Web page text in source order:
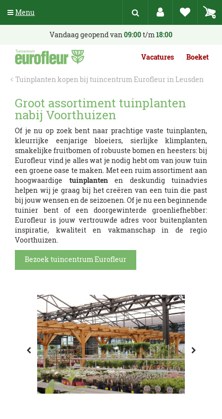
n
Tuinplanten kopen bij tuincentrum Eurofleur in Leusden
Vandaag geopend van09:00t/m18:00
Vacatures Boeket
Groot assortiment tuinplanten
nabij Voorthuizen
Of je nu op zoek bent naar prachtige vaste tuinplanten,
kleurrijke eenjarige bloeiers, sierlijke klimplanten,
smakelijke fruitbomen of robuuste bomen en heesters: bij
Eurofleur vind je alles wat je nodig hebt om van jouw tuin
een groene oase te maken. Met een ruim assortiment aan
hoogwaardige tuinplantenen deskundig tuinadvies
helpen wij je graag bij het creëren van een tuin die past
bij jouw wensen en de seizoenen. Of je nu een beginnende
tuinier bent of een doorgewinterde groenliefhebber:
Eurofleur is jouw vertrouwde adres voor buitenplanten
inspiratie, kwaliteit en vakmanschap in de regio
Voorthuizen.
Bezoek tuincentrum Eurofleur
Menu